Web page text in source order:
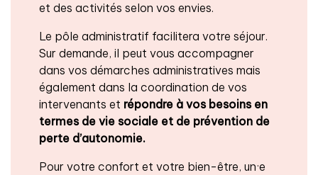
et des activités selon vos envies.
Le pôle administratif facilitera votre séjour.
Sur demande, il peut vous accompagner
dans vos démarches administratives mais
également dans la coordination de vos
intervenants et répondre à vos besoins en
termes de vie sociale et de prévention de
perte d’autonomie.
Pour votre confort et votre bien-être, un·e